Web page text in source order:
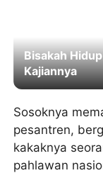
Bisakah
Kajiannya
Sosoknya
pesantren,
kakaknya
pahlawan